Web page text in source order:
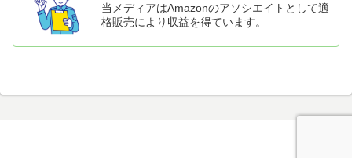
当メディアはAmazonのアソシエイトとして適
格販売により収益を得ています。